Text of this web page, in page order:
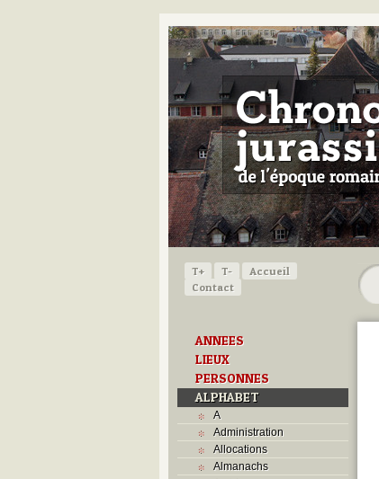
T+ T-
Accueil
Contact
ANNEES
LIEUX
PERSONNES
ALPHABET
A
Administration
Allocations
Almanachs